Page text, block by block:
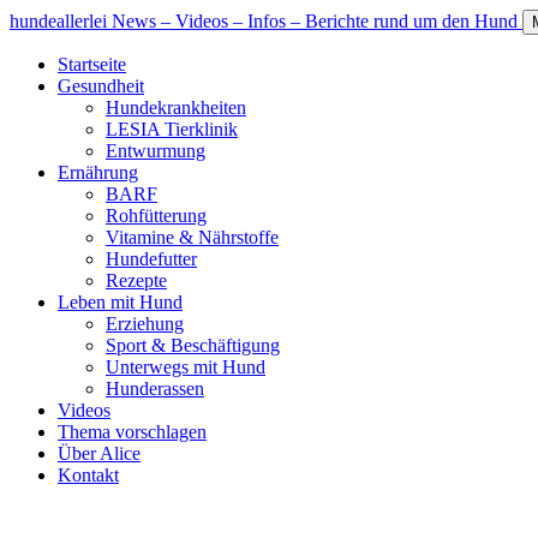
hundeallerlei News – Videos – Infos – Berichte rund um den Hund
Startseite
Gesundheit
Hundekrankheiten
LESIA Tierklinik
Entwurmung
Ernährung
BARF
Rohfütterung
Vitamine & Nährstoffe
Hundefutter
Rezepte
Leben mit Hund
Erziehung
Sport & Beschäftigung
Unterwegs mit Hund
Hunderassen
Videos
Thema vorschlagen
Über Alice
Kontakt